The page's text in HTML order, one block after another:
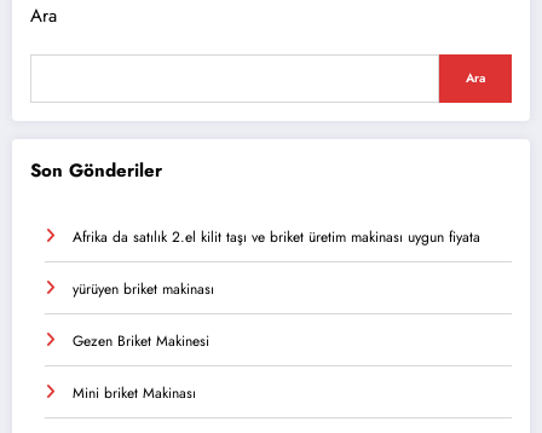
Ara
Ara
Son Gönderiler
Afrika da satılık 2.el kilit taşı ve briket üretim makinası uygun fiyata
yürüyen briket makinası
Gezen Briket Makinesi
Mini briket Makinası